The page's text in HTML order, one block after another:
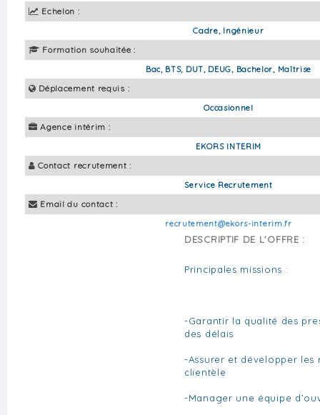
Echelon :
Cadre, Ingénieur
Formation souhaitée :
Bac, BTS, DUT, DEUG, Bachelor, Maîtrise
Déplacement requis :
Occasionnel
Agence intérim :
EKORS INTERIM
Contact recrutement :
Service Recrutement
Email du contact :
recrutement@ekors-interim.fr
DESCRIPTIF DE L'OFFRE :
Principales missions :
-Garantir la qualité des
des délais
-Assurer et développer les
clientèle
-Manager une équipe